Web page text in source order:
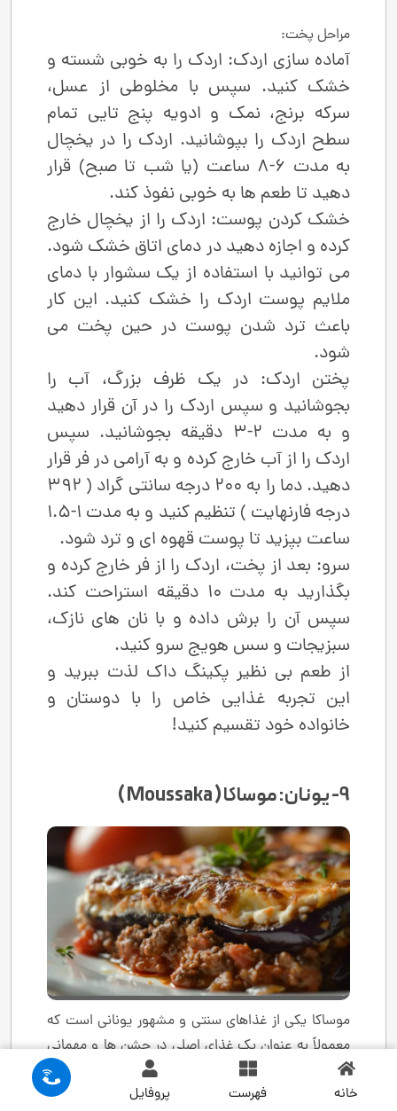
مراحل پخت:
آماده ‌سازی اردک: اردک را به‌ خوبی شسته و
خشک کنید. سپس با مخلوطی از عسل،
سرکه برنج، نمک و ادویه پنج ‌تایی تمام
سطح اردک را بپوشانید. اردک را در یخچال
به‌ مدت 6-8 ساعت (یا شب تا صبح) قرار
دهید تا طعم‌ ها به خوبی نفوذ کند.
خشک کردن پوست: اردک را از یخچال خارج
کرده و اجازه دهید در دمای اتاق خشک شود.
می‌ توانید با استفاده از یک سشوار با دمای
ملایم پوست اردک را خشک کنید. این کار
باعث ترد شدن پوست در حین پخت می‌
شود.
پختن اردک: در یک ظرف بزرگ، آب را
بجوشانید و سپس اردک را در آن قرار دهید
و به‌ مدت 2-3 دقیقه بجوشانید. سپس
اردک را از آب خارج کرده و به آرامی در فر قرار
دهید. دما را به 200 درجه سانتی ‌گراد ( 392
درجه فارنهایت ) تنظیم کنید و به ‌مدت 1-1.5
ساعت بپزید تا پوست قهوه‌ ای و ترد شود.
سرو: بعد از پخت، اردک را از فر خارج کرده و
بگذارید به ‌مدت 10 دقیقه استراحت کند.
سپس آن را برش داده و با نان‌ های نازک،
سبزیجات و سس هویج سرو کنید.
از طعم بی ‌نظیر پکینگ داک لذت ببرید و
این تجربه غذایی خاص را با دوستان و
خانواده خود تقسیم کنید!
9- یونان: موساکا ( Moussaka )
موساکا یکی از غذاهای سنتی و مشهور یونانی است که
معمولاً به‌ عنوان یک غذای اصلی در جشن‌ ها و مهمانی‌
ها سرو می ‌شود. این غذا به‌ ویژه در منطقه بالکان و
مدیترانه معروف است و هر کشور ممکن است نسخه
خانه فهرست پروفایل